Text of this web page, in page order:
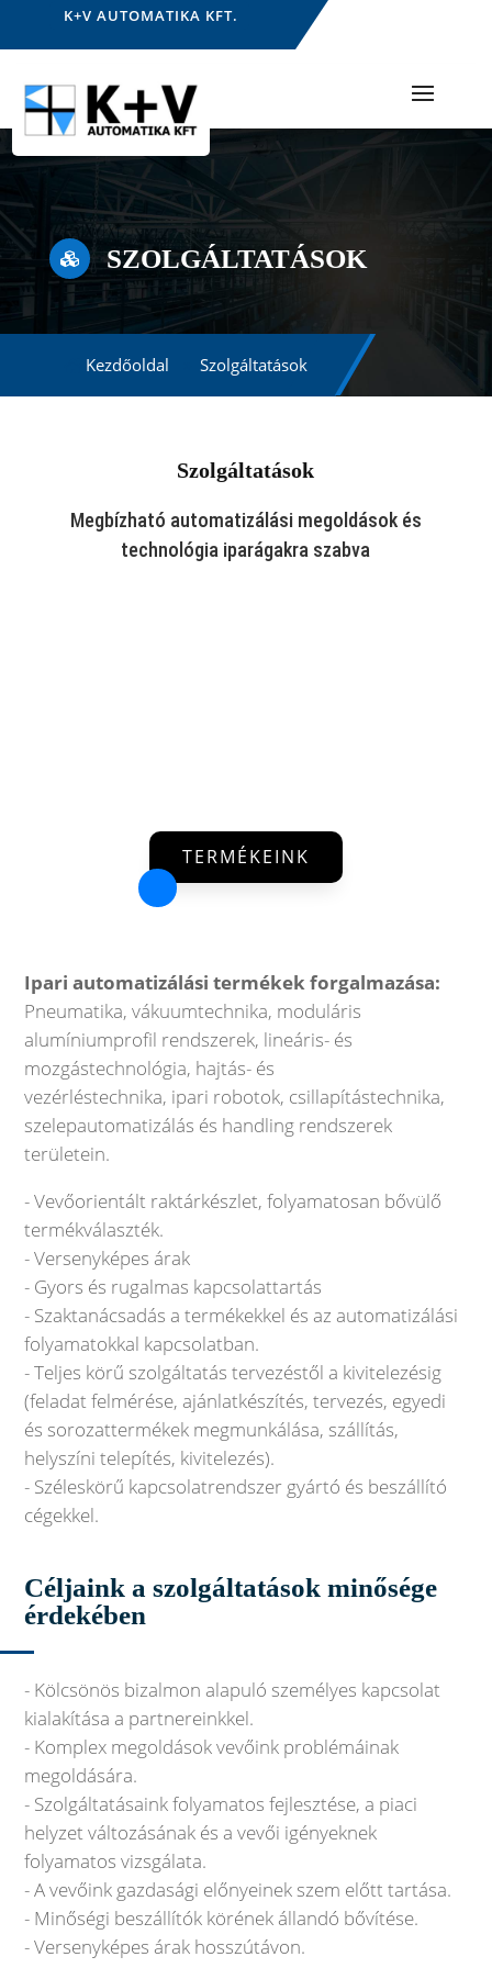
K+V AUTOMATIKA KFT.
 SZOLGÁLTATÁSOK
Kezdőoldal Szolgáltatások
Szolgáltatások
Megbízható automatizálási megoldások és
technológia iparágakra szabva
TERMÉKEINK
Ipari automatizálási termékek forgalmazása:
Pneumatika, vákuumtechnika, moduláris
alumíniumprofil rendszerek, lineáris- és
mozgástechnológia, hajtás- és
vezérléstechnika, ipari robotok, csillapítástechnika,
szelepautomatizálás és handling rendszerek
területein.
- Vevőorientált raktárkészlet, folyamatosan bővülő
termékválaszték.
- Versenyképes árak
- Gyors és rugalmas kapcsolattartás
- Szaktanácsadás a termékekkel és az automatizálási
folyamatokkal kapcsolatban.
- Teljes körű szolgáltatás tervezéstől a kivitelezésig
(feladat felmérése, ajánlatkészítés, tervezés, egyedi
és sorozattermékek megmunkálása, szállítás,
helyszíni telepítés, kivitelezés).
- Széleskörű kapcsolatrendszer gyártó és beszállító
cégekkel.
Céljaink a szolgáltatások minősége
érdekében
- Kölcsönös bizalmon alapuló személyes kapcsolat
kialakítása a partnereinkkel.
- Komplex megoldások vevőink problémáinak
megoldására.
- Szolgáltatásaink folyamatos fejlesztése, a piaci
helyzet változásának és a vevői igényeknek
folyamatos vizsgálata.
- A vevőink gazdasági előnyeinek szem előtt tartása.
- Minőségi beszállítók körének állandó bővítése.
- Versenyképes árak hosszútávon.